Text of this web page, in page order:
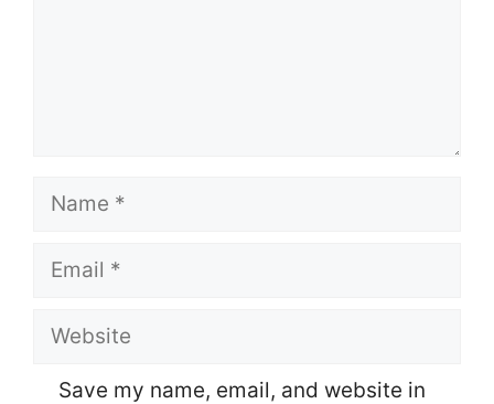
Name
Email
Website
Save my name, email, and website in